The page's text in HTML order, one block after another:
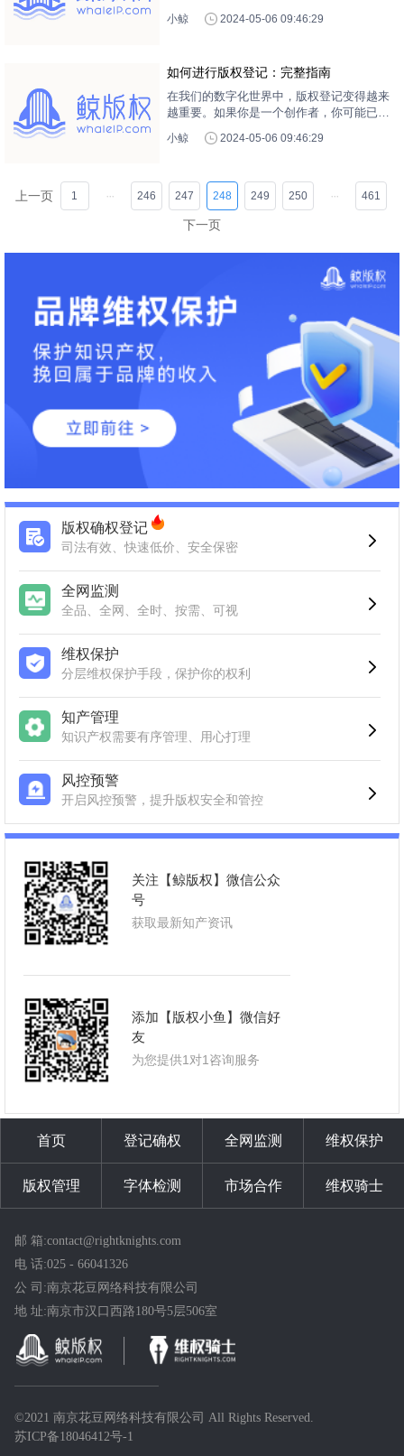
创作者的重要手段。那么，如何进行版权的
注册呢？这篇文章将为您详细介绍版权注册
小鲸 2024-05-06 09:46:29
如何进行版权登记：完整指南
在我们的数字化世界中，版权登记变得越来
越重要。如果你是一个创作者，你可能已经
知道版权是保护你的作品不被盗用的一种方
式。然而，你可能不知道如何进行版权登
记。
小鲸 2024-05-06 09:46:29
上一页 1 246 247 248 249 250 461
下一页
版权确权登记
司法有效、快速低价、安全保密
全网监测
全品、全网、全时、按需、可视
维权保护
分层维权保护手段，保护你的权利
知产管理
知识产权需要有序管理、用心打理
风控预警
开启风控预警，提升版权安全和管控
关注【鲸版权】微信公众
号
获取最新知产资讯
添加【版权小鱼】微信好
友
为您提供1对1咨询服务
首页 登记确权 全网监测 维权保护
版权管理 字体检测 市场合作 维权骑士
邮 箱:contact@rightknights.com
电 话:025 - 66041326
公 司:南京花豆网络科技有限公司
地 址:南京市汉口西路180号5层506室
©2021 南京花豆网络科技有限公司 All Rights Reserved.
苏ICP备18046412号-1